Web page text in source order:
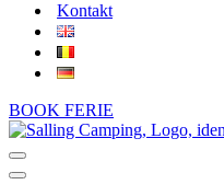
Kontakt
BOOK FERIE
Navigation
menu
Navigation